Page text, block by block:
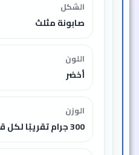
الشكل
صابونة مثلث
اللون
أخضر
الوزن
300 جرام تقريبًا لكل قطعة